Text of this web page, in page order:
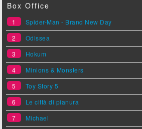
Box Office
1
Spider-Man - Brand New Day
2
Odissea
3
Hokum
4
Minions & Monsters
5
Toy Story 5
6
Le città di pianura
7
Michael